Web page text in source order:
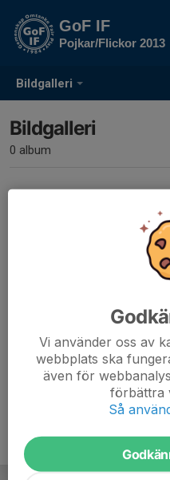
Bildgalleri
GoF IF
Pojkar/Flickor 2013
Bildgalleri
0 album
Inga
Vi använder oss av
webbplats ska
även för
förbättra
Så